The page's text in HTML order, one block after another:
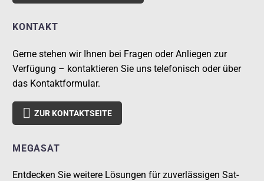
KONTAKT
Gerne stehen wir Ihnen bei Fragen oder Anliegen zur
Verfügung – kontaktieren Sie uns telefonisch oder über
das Kontaktformular.
 ZUR KONTAKTSEITE
MEGASAT
Entdecken Sie weitere Lösungen für zuverlässigen Sat-